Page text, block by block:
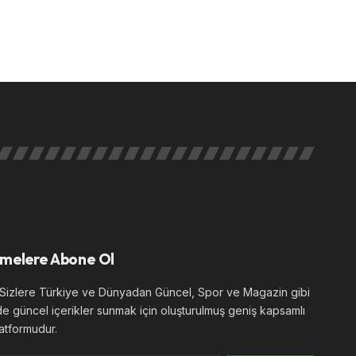
Abone Ol
Türkiye ve Dünyadan Güncel, Spor ve Magazin gibi
güncel içerikler sunmak için oluşturulmuş geniş kapsamlı